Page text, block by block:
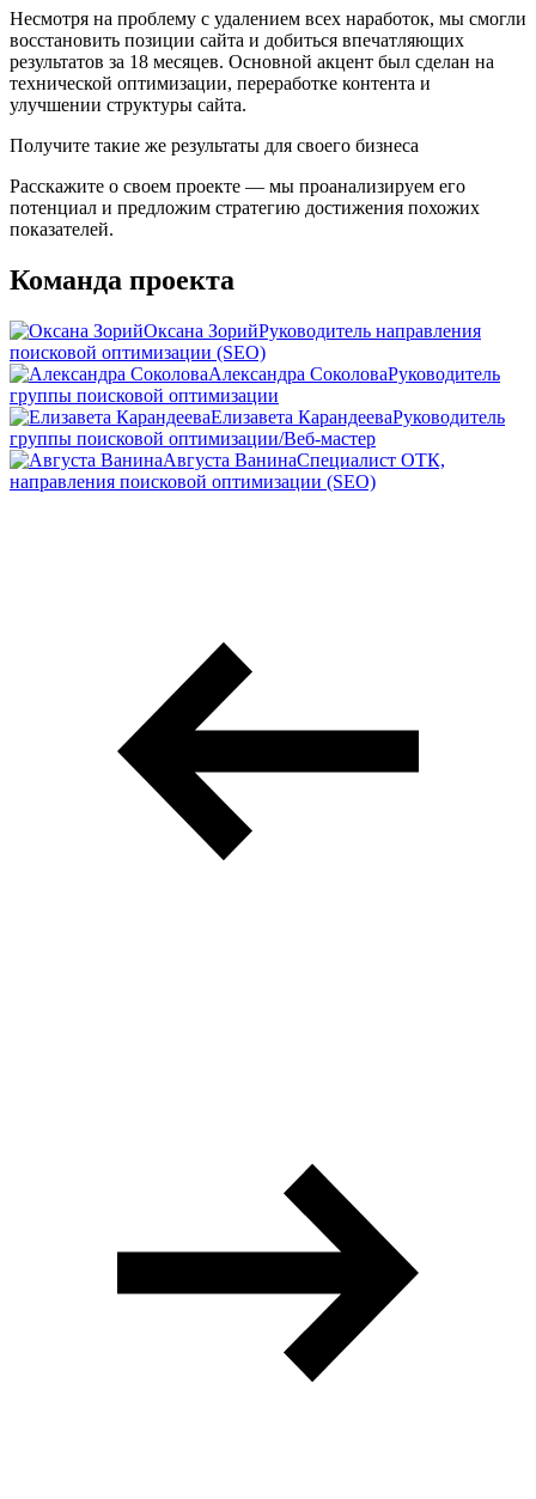
Несмотря на проблему с удалением всех наработок, мы смогли
восстановить позиции сайта и добиться впечатляющих
результатов за 18 месяцев. Основной акцент был сделан на
технической оптимизации, переработке контента и
улучшении структуры сайта.
Получите такие же результаты для своего бизнеса
Расскажите о своем проекте — мы проанализируем его
потенциал и предложим стратегию достижения похожих
показателей.
Команда проекта
Оксана ЗорийРуководитель направления
поисковой оптимизации (SEO)
Александра СоколоваРуководитель
группы поисковой оптимизации
Елизавета КарандееваРуководитель
группы поисковой оптимизации/Веб-мастер
Августа ВанинаСпециалист ОТК,
направления поисковой оптимизации (SEO)